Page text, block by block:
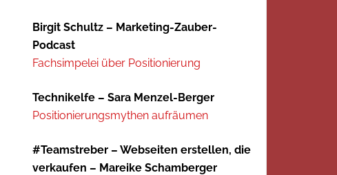
Birgit Schultz – Marketing-Zauber-
Podcast
Fachsimpelei über Positionierung
Technikelfe – Sara Menzel-Berger
Positionierungsmythen aufräumen
#Teamstreber – Webseiten erstellen, die
verkaufen – Mareike Schamberger